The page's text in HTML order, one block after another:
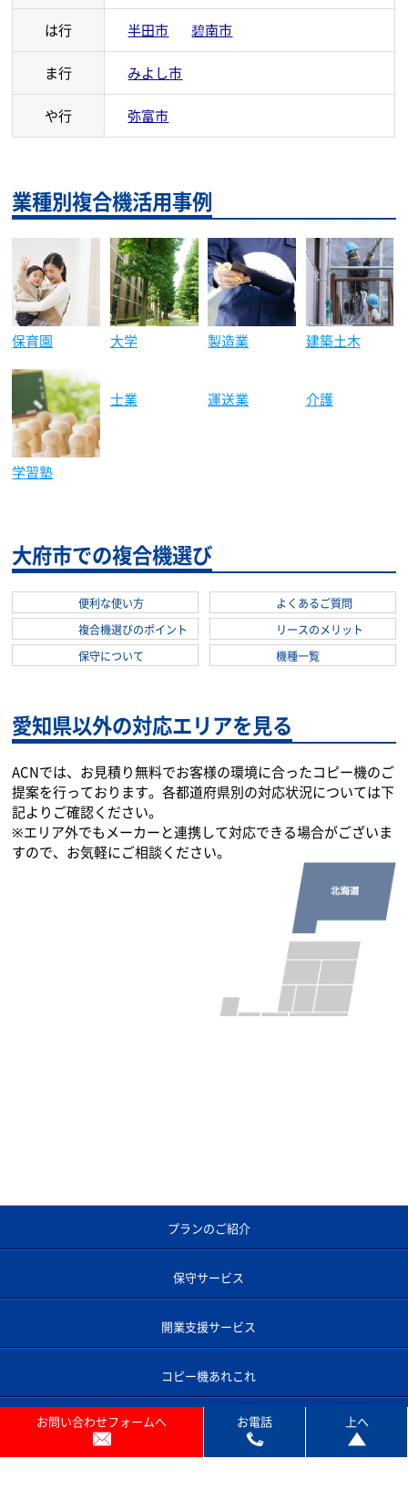
は行 半田市 碧南市
ま行 みよし市
や行 弥富市
業種別複合機活用事例
保育園 大学 製造業 建築土木
学習塾
介護
大府市での複合機選び
便利な使い方
よくあるご質問
複合機選びのポイント
リースのメリット
保守について
機種一覧
愛知県以外の対応エリアを見る
ACNでは、お見積り無料でお客様の環境に合ったコピー機のご
提案を行っております。各都道府県別の対応状況については下
記よりご確認ください。
※エリア外でもメーカーと連携して対応できる場合がございま
すので、お気軽にご相談ください。
プランのご紹介
保守サービス
開業支援サービス
コピー機あれこれ
よくあるご質問
お問い合わせフォームへ お電話 上へ